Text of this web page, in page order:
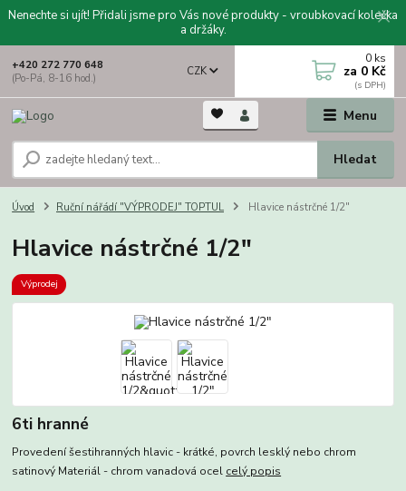
Nenechte si ujít! Přidali jsme pro Vás nové produkty - vroubkovací kolečka
a držáky.
Menu
CZK
Hledat
+420 272 770 648
(Po-Pá, 8-16 hod.)
0 ks
za 0 Kč
Úvod Ruční nářádí "VÝPRODEJ" TOPTUL Hlavice nástrčné 1/2"
Hlavice nástrčné 1/2"
Výprodej
6ti hranné
Provedení šestihranných hlavic - krátké, povrch lesklý nebo chrom
satinový Materiál - chrom vanadová ocel celý popis